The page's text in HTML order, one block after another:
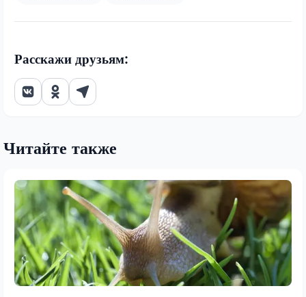
Расскажи друзьям:
Читайте также